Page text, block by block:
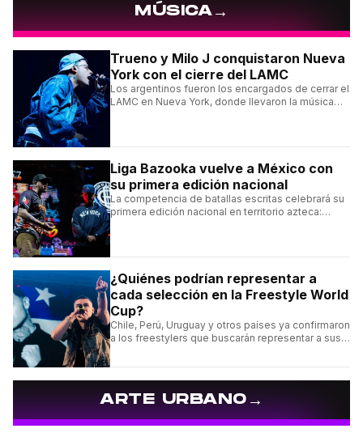
MÚSICA→
Trueno y Milo J conquistaron Nueva
York con el cierre del LAMC
Los argentinos fueron los encargados de cerrar el
LAMC en Nueva York, donde llevaron la música
Liga Bazooka vuelve a México con
su primera edición nacional
La competencia de batallas escritas celebrará su
primera edición nacional en territorio azteca:
¿Quiénes podrían representar a
cada selección en la Freestyle World
Cup?
Chile, Perú, Uruguay y otros países ya confirmaron
a los freestylers que buscarán representar a sus
ARTE URBANO→